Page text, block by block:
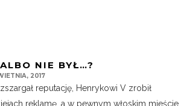
NIE BYŁ…?
2017
reputację, Henrykowi V zrobił
reklamę, a w pewnym włoskim mieście